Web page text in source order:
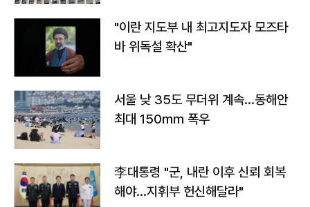
"이란 지도부 내 최고지도자 모즈타
바 위독설 확산"
서울 낮 35도 무더위 계속…동해안
최대 150㎜ 폭우
李대통령 "군, 내란 이후 신뢰 회복
해야…지휘부 헌신해달라"